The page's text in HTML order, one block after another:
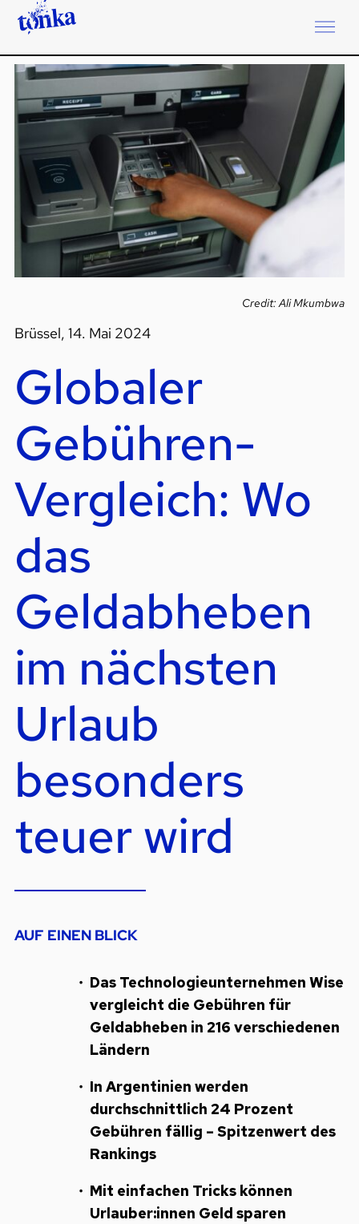
Credit: Ali Mkumbwa
Brüssel, 14. Mai 2024
Globaler
Gebühren-
Vergleich: Wo
das
Geldabheben
im nächsten
Urlaub
besonders
teuer wird
AUF EINEN BLICK
Das Technologieunternehmen Wise
vergleicht die Gebühren für
Geldabheben in 216 verschiedenen
Ländern
In Argentinien werden
durchschnittlich 24 Prozent
Gebühren fällig – Spitzenwert des
Rankings
Mit einfachen Tricks können
Urlauber:innen Geld sparen